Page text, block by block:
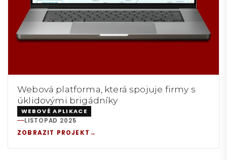
Webová platforma, která spojuje firmy s
úklidovými brigádníky
WEBOVÉ APLIKACE
REALIZACE:
LISTOPAD 2025
ZOBRAZIT PROJEKT →